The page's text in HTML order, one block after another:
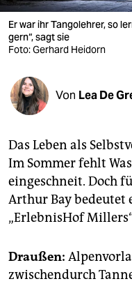
verlag
verlag
shop
fragen & hilfe
unterstützen
abo
genossenschaft
Er war ihr Tangolehrer, so
gern“, sagt sie
Foto: Gerhard Heidorn
Von Lea De
Das Leben als
Im Sommer fehlt
eingeschneit. Doch
Arthur Bay bedeutet
„ErlebnisHof
Draußen:
zwischendurch